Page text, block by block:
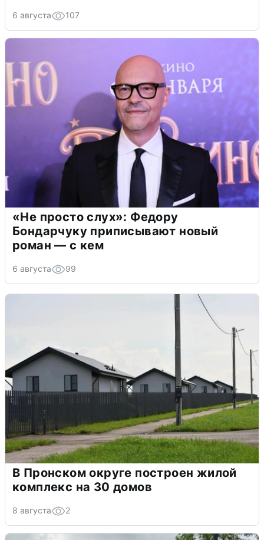
6 августа 107
«Не просто слух»: Федору
Бондарчуку приписывают новый
роман — с кем
6 августа 99
В Пронском округе построен жилой
комплекс на 30 домов
8 августа 2